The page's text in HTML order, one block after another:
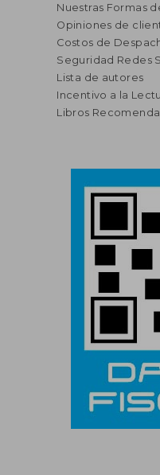
Nuestras Formas
Opiniones de
Costos de
Seguridad Redes
Lista de autores
Incentivo a la
Libros